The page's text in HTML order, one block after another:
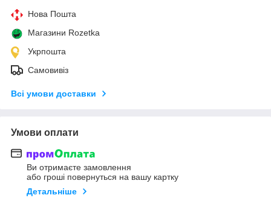
Нова Пошта
Магазини Rozetka
Укрпошта
Самовивіз
Всі умови доставки
Умови оплати
Ви отримаєте замовлення
або гроші повернуться на вашу картку
Детальніше